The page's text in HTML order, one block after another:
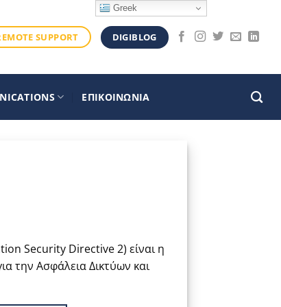
SUPPORT DIGIBLOG
ΕΠΙΚΟΙΝΩΝΙΑ
Security Directive 2) είναι η
την Ασφάλεια Δικτύων και
Greek